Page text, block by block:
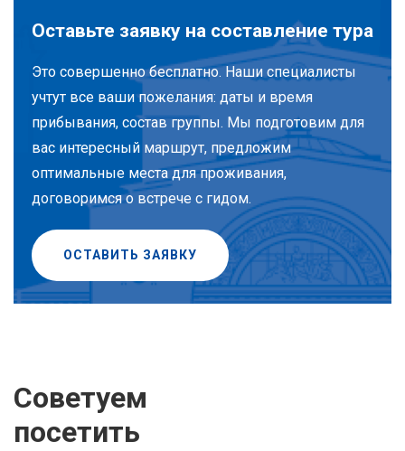
Оставьте заявку на составление тура
Это совершенно бесплатно. Наши специалисты
учтут все ваши пожелания: даты и время
прибывания, состав группы. Мы подготовим для
вас интересный маршрут, предложим
оптимальные места для проживания,
договоримся о встрече с гидом.
ОСТАВИТЬ ЗАЯВКУ
Советуем
посетить